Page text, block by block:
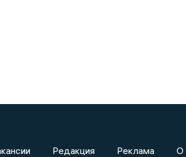
Редакция Реклама О